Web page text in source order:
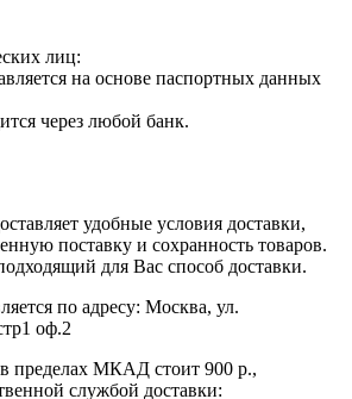
лиц:
на основе паспортных данных
через любой банк.
удобные условия доставки,
поставку и сохранность товаров.
для Вас способ доставки.
по адресу: Москва, ул.
оф.2
пределах МКАД стоит 900 р.,
службой доставки: